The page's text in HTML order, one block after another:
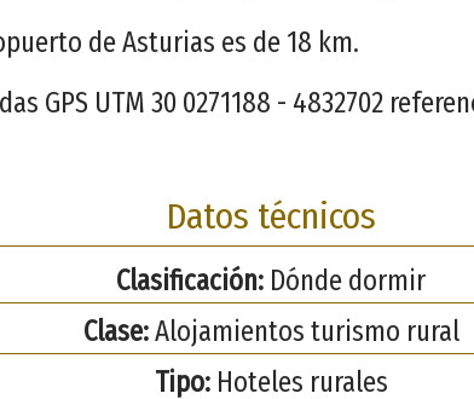
de Asturias es de 18 km.
GPS UTM 30 0271188 - 4832702
Datos técnicos
Clasificación: Dónde dormir
Clase:Alojamientos turismo rural
Tipo:Hoteles rurales